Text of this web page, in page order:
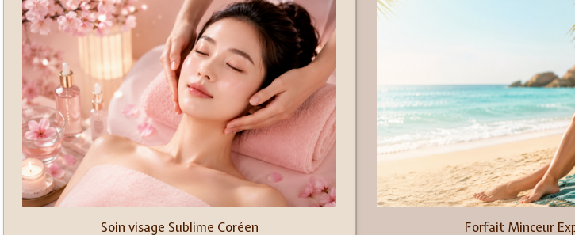
Soin visage Sublime Coréen Forfait Minceur